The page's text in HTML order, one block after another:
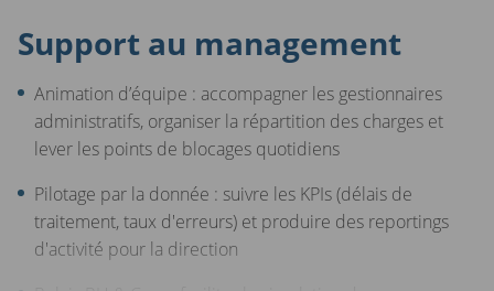
Support au management
Animation d’équipe : accompagner les gestionnaires
administratifs, organiser la répartition des charges et
lever les points de blocages quotidiens
Pilotage par la donnée : suivre les KPIs (délais de
traitement, taux d'erreurs) et produire des reportings
d'activité pour la direction